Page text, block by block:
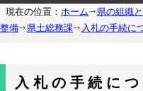
現在の位置： ホーム 県の組織
整備
県土総務課 入札の手続に
入札の手続につ